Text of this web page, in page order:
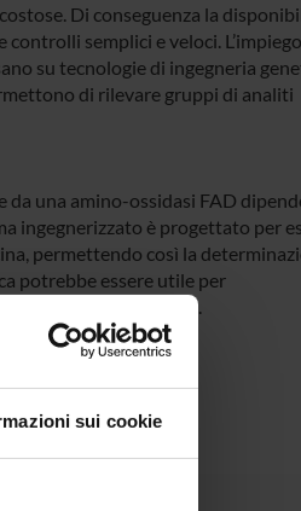
sui cookie
Di conseguenza la
semplici e veloci.
su tecnologie di ingegneria
di rilevare gruppi di analiti
una amino-ossidasi FAD
ingegnerizzato è progettato per
permettendo così la
potrebbe essere utile per
analisi strumentali.